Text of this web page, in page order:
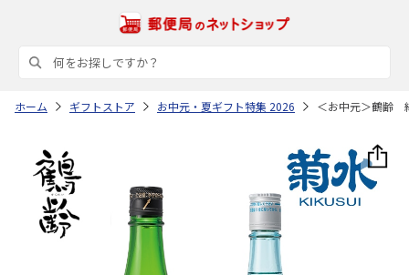
ホーム ギフトストア お中元・夏ギフト特集 2026 ＜お中元＞鶴齢